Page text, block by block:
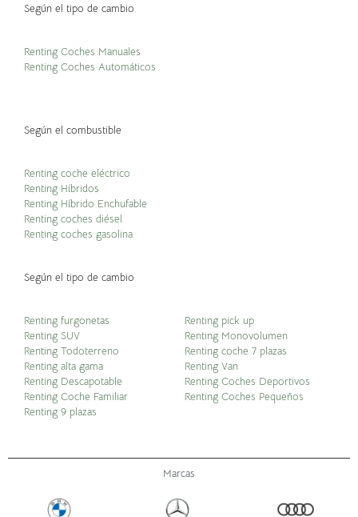
Según el tipo de cambio
Renting Coches Manuales
Renting Coches Automáticos
Según el combustible
Renting coche eléctrico
Renting Híbridos
Renting Híbrido Enchufable
Renting coches diésel
Renting coches gasolina
Según el tipo de cambio
Renting furgonetas
Renting SUV
Renting Todoterreno
Renting alta gama
Renting Descapotable
Renting Coche Familiar
Renting 9 plazas
Renting pick up
Renting Monovolumen
Renting coche 7 plazas
Renting Van
Renting Coches Deportivos
Renting Coches Pequeños
Marcas